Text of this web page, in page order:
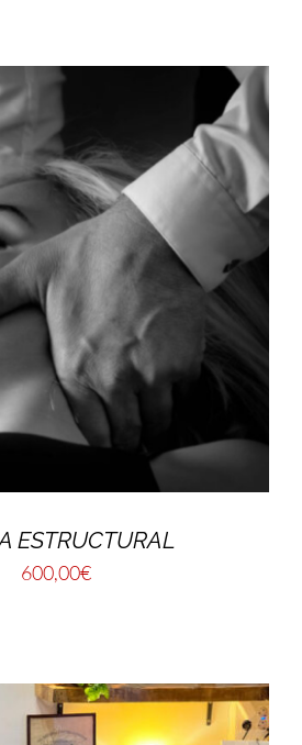
ESTRUCTURAL
600,00€